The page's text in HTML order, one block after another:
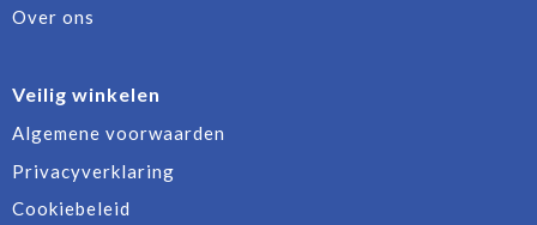
Over ons
Veilig winkelen
Algemene voorwaarden
Privacyverklaring
Cookiebeleid